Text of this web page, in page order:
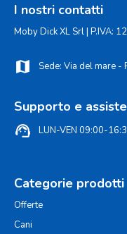
I nostri contatti
Moby Dick XL Srl | P.IVA:
map Sede: Via del mare -
Supporto e
support_agent LUN-VEN 09:00-
Categorie prodotti
Offerte
Cani